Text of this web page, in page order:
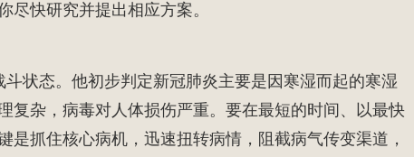
尽快研究并提出相应方案。
状态。他初步判定新冠肺炎主要是因寒湿而起的寒湿
复杂，病毒对人体损伤严重。要在最短的时间、以最快
是抓住核心病机，迅速扭转病情，阻截病气传变渠道，